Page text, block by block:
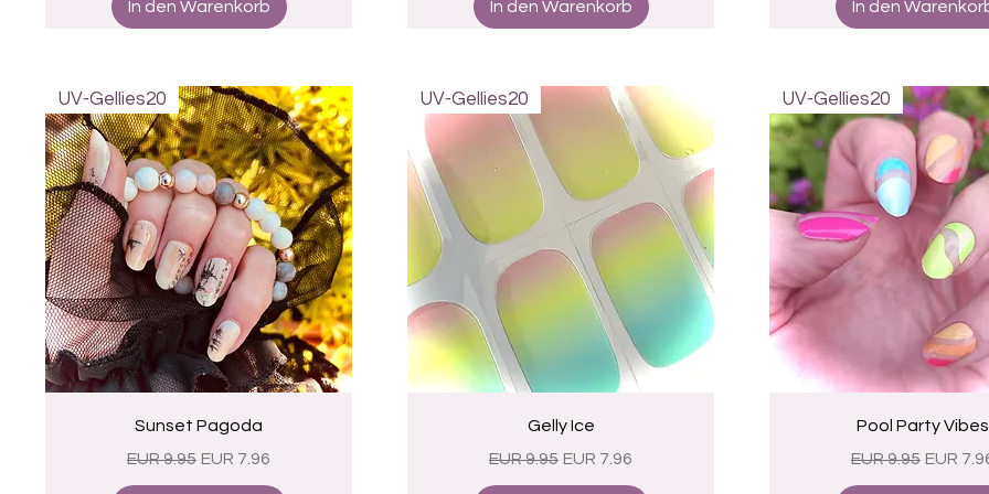
In den Warenkorb In den Warenkorb In den
Schnellansicht
UV-Gellies20
Sunset Pagoda
Standardpreis
EUR 9.95 Sale-Preis
EUR 7.96
Schnellansicht
UV-Gellies20
Gelly Ice
Standardpreis
EUR 9.95 Sale-Preis
EUR 7.96
Schnellansicht
UV-Gellies20
Pool Party Vibes
Standardpreis
EUR 9.95 Sale-
EUR